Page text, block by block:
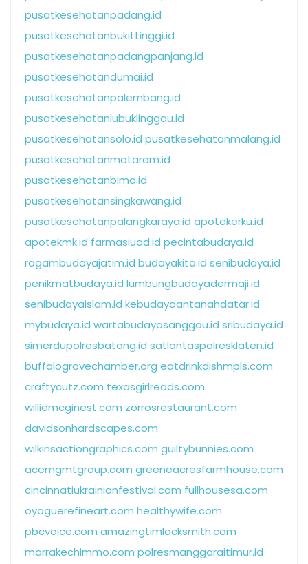
pusatkesehatanpadang.id
pusatkesehatanbukittinggi.id
pusatkesehatanpadangpanjang.id
pusatkesehatandumai.id
pusatkesehatanpalembang.id
pusatkesehatanlubuklinggau.id
pusatkesehatansolo.id pusatkesehatanmalang.id
pusatkesehatanmataram.id
pusatkesehatanbima.id
pusatkesehatansingkawang.id
pusatkesehatanpalangkaraya.id apotekerku.id
apotekmk.id farmasiuad.id pecintabudaya.id
ragambudayajatim.id budayakita.id senibudaya.id
penikmatbudaya.id lumbungbudayadermaji.id
senibudayaislam.id kebudayaantanahdatar.id
mybudaya.id wartabudayasanggau.id sribudaya.id
simerdupolresbatang.id satlantaspolresklaten.id
buffalogrovechamber.org eatdrinkdishmpls.com
craftycutz.com texasgirlreads.com
williemcginest.com zorrosrestaurant.com
davidsonhardscapes.com
wilkinsactiongraphics.com guiltybunnies.com
acemgmtgroup.com greeneacresfarmhouse.com
cincinnatiukrainianfestival.com fullhousesa.com
oyaguerefineart.com healthywife.com
pbcvoice.com amazingtimlocksmith.com
marrakechimmo.com polresmanggaraitimur.id